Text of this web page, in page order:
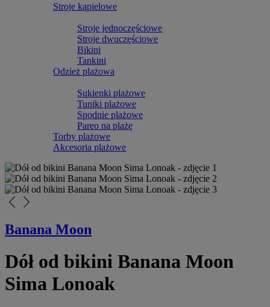
Stroje kąpielowe
Stroje jednoczęściowe
Stroje dwuczęściowe
Bikini
Tankini
Odzież plażowa
Sukienki plażowe
Tuniki plażowe
Spodnie plażowe
Pareo na plażę
Torby plażowe
Akcesoria plażowe
arrow_back_ios_new arrow_forward_ios
Banana Moon
Dół od bikini Banana Moon
Sima Lonoak